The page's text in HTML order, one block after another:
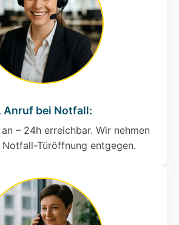
Anruf bei Notfall:
– 24h erreichbar. Wir nehmen
Türöffnung entgegen.